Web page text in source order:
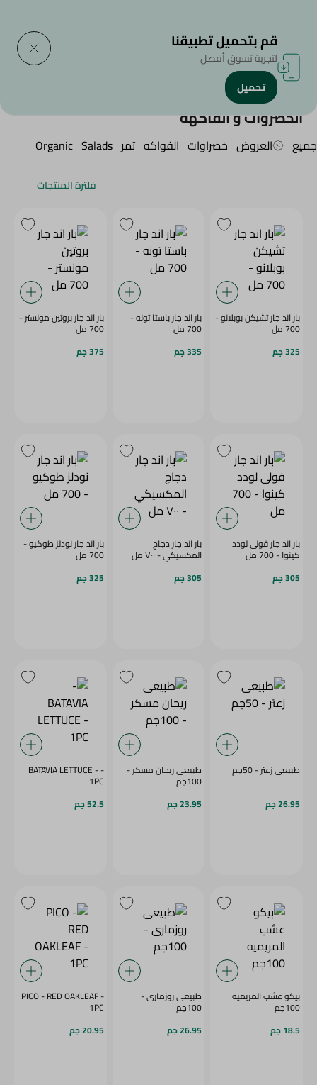
الرئيسية /الخضروات و الفاكهة
الخضروات و الفاكهة
جميع العروض خضراوات الفواكه تمر Salads
Organic
فلترة المنتجات
بار اند جار تشيكن بوبلانو -
700 مل
325 جم
بار اند جار باستا تونه -
700 مل
335 جم
بار اند جار بروتين مونستر -
700 مل
375 جم
بار اند جار فولى لودد
كينوا - 700 مل
305 جم
بار اند جار دجاج
المكسيكي - ٧٠٠ مل
305 جم
بار اند جار نودلز طوكيو -
700 مل
325 جم
طبيعى زعتر - 50جم
26.95 جم
طبيعى ريحان مسكر -
100جم
23.95 جم
- BATAVIA LETTUCE -
1PC
52.5 جم
بيكو عشب المريميه
100جم
18.5 جم
طبيعى روزمارى -
100جم
26.95 جم
PICO - RED OAKLEAF -
1PC
20.95 جم
قم بتحميل تطبيقنا
لتجربة تسوق أفضل
تحميل